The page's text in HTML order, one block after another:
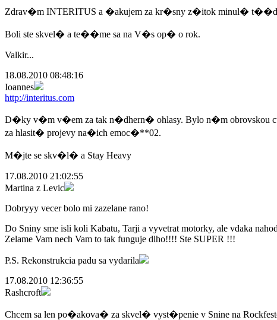
Zdrav�m INTERITUS a �akujem za kr�sny z�itok minul�
Boli ste skvel� a te��me sa na V�s op� o rok.
Valkir...
18.08.2010 08:48:16
Ioannes
http://interitus.com
D�ky v�m v�em za tak n�dhern� ohlasy. Bylo n�m obrovskou
za hlasit� projevy na�ich emoc�**02.
M�jte se skv�l� a Stay Heavy
17.08.2010 21:02:55
Martina z Levic
Dobryyy vecer bolo mi zazelane rano!
Do Sniny sme isli koli Kabatu, Tarji a vyvetrat motorky, ale vdaka
Zelame Vam nech Vam to tak funguje dlho!!!! Ste SUPER !!!
P.S. Rekonstrukcia padu sa vydarila
17.08.2010 12:36:55
Rashcroft
Chcem sa len po�akova� za skvel� vyst�penie v Snine na